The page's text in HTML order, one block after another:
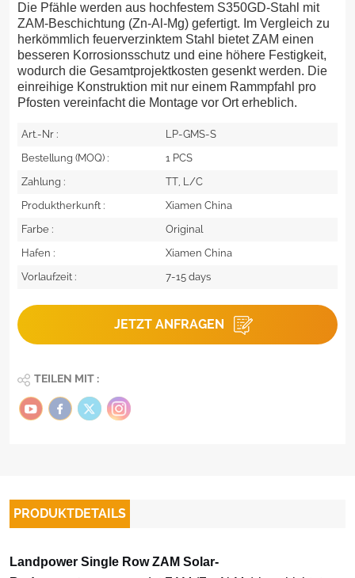
Die Pfähle werden aus hochfestem S350GD-Stahl mit
ZAM-Beschichtung (Zn-Al-Mg) gefertigt. Im Vergleich zu
herkömmlich feuerverzinktem Stahl bietet ZAM einen
besseren Korrosionsschutz und eine höhere Festigkeit,
wodurch die Gesamtprojektkosten gesenkt werden. Die
einreihige Konstruktion mit nur einem Rammpfahl pro
Pfosten vereinfacht die Montage vor Ort erheblich.
Art.-Nr :
LP-GMS-S
Bestellung (MOQ) :
1 PCS
Zahlung :
TT, L/C
Produktherkunft :
Xiamen China
Farbe :
Original
Hafen :
Xiamen China
Vorlaufzeit :
7-15 days
JETZT ANFRAGEN
TEILEN MIT :
PRODUKTDETAILS
Landpower Single Row ZAM Solar-